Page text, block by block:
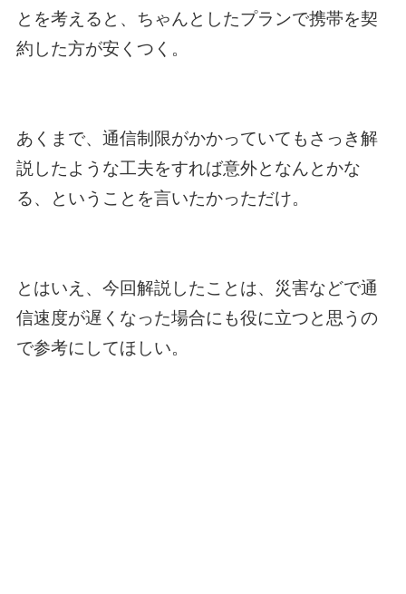
とを考えると、ちゃんとしたプランで携帯を契
約した方が安くつく。
あくまで、通信制限がかかっていてもさっき解
説したような工夫をすれば意外となんとかな
る、ということを言いたかっただけ。
とはいえ、今回解説したことは、災害などで通
信速度が遅くなった場合にも役に立つと思うの
で参考にしてほしい。